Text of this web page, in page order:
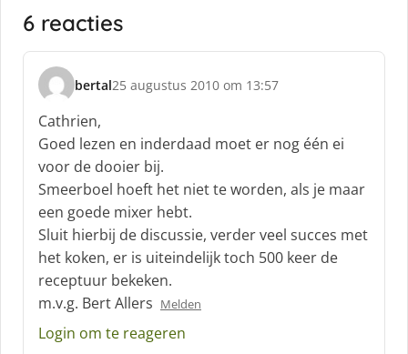
6 reacties
bertal
s
c
h
r
e
e
f
:
25 augustus 2010 om 13:57
Cathrien,
Goed lezen en inderdaad moet er nog één ei
voor de dooier bij.
Smeerboel hoeft het niet te worden, als je maar
een goede mixer hebt.
Sluit hierbij de discussie, verder veel succes met
het koken, er is uiteindelijk toch 500 keer de
receptuur bekeken.
m.v.g. Bert Allers Melden
Login om te reageren